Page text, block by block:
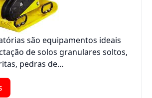
são equipamentos ideais
de solos granulares soltos,
pedras de…